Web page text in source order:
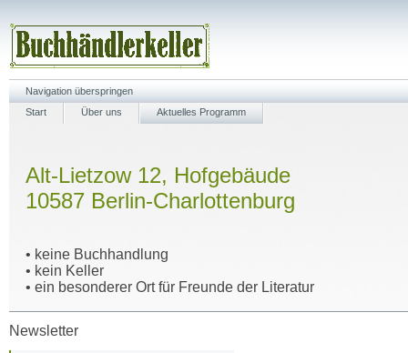
Navigation überspringen
Start
Über uns Aktuelles Programm
Alt-Lietzow 12, Hofgebäude
10587 Berlin-Charlottenburg
• keine Buchhandlung
• kein Keller
• ein besonderer Ort für Freunde der Literatur
Newsletter